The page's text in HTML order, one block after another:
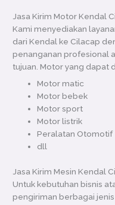
Jasa Kirim Motor Kendal
Kami menyediakan
dari Kendal ke Cilacap
penanganan profesional
tujuan. Motor yang dapat
Motor matic
Motor bebek
Motor sport
Motor listrik
Peralatan Otomotif
dll
Jasa Kirim Mesin Kendal
Untuk kebutuhan bisnis
pengiriman berbagai